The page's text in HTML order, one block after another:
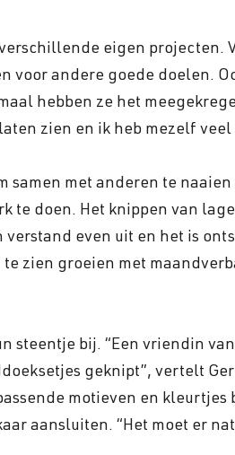
eigen projecten.
voor andere goede doelen.
hebben ze het
zien en ik heb mezelf
samen met anderen te
te doen. Het knippen van
even uit en het is
zien groeien met
steentje bij. “Een vriendin
geknipt”, vertelt
motieven en
aansluiten. “Het moet er